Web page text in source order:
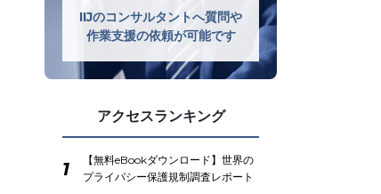
IIJのコンサルタントへ質問や
作業支援の依頼が可能です
アクセスランキング
1
【無料eBookダウンロード】世界の
プライバシー保護規制調査レポート